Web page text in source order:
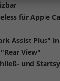
für Apple
Assist Plus"
View"
und